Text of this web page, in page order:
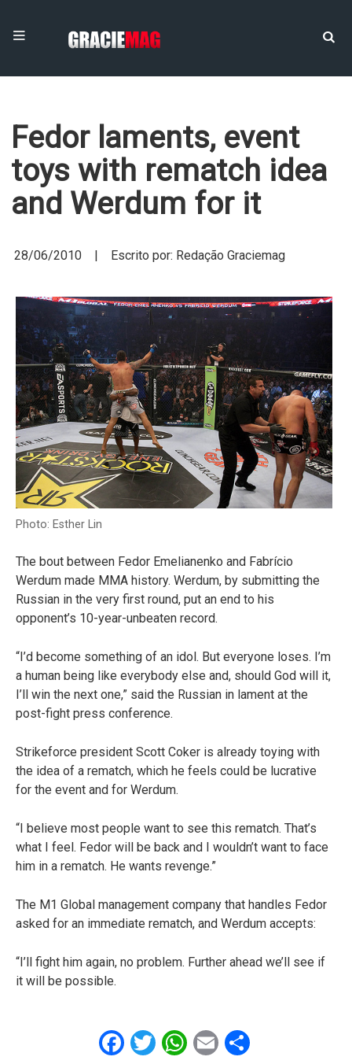
Fedor laments, event
toys with rematch idea
and Werdum for it
28/06/2010 | Escrito por: Redação Graciemag
Photo: Esther Lin
The bout between Fedor Emelianenko and Fabrício
Werdum made MMA history. Werdum, by submitting the
Russian in the very first round, put an end to his
opponent’s 10-year-unbeaten record.
“I’d become something of an idol. But everyone loses. I’m
a human being like everybody else and, should God will it,
I’ll win the next one,” said the Russian in lament at the
post-fight press conference.
Strikeforce president Scott Coker is already toying with
the idea of a rematch, which he feels could be lucrative
for the event and for Werdum.
“I believe most people want to see this rematch. That’s
what I feel. Fedor will be back and I wouldn’t want to face
him in a rematch. He wants revenge.”
The M1 Global management company that handles Fedor
asked for an immediate rematch, and Werdum accepts:
“I’ll fight him again, no problem. Further ahead we’ll see if
it will be possible.
Facebook
Twitter
WhatsApp
EmailShare